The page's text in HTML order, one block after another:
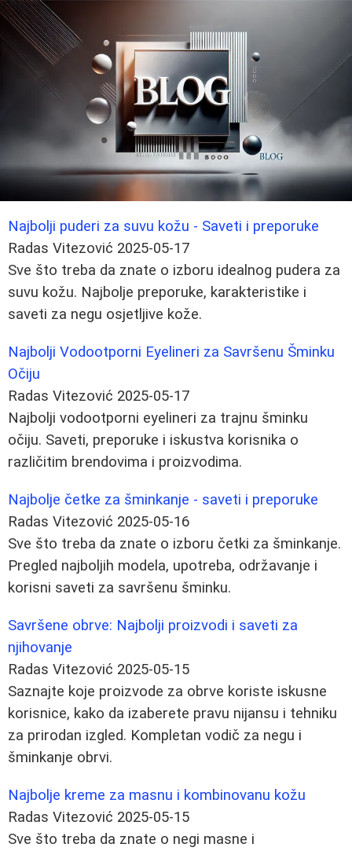
Najbolji puderi za suvu kožu - Saveti i preporuke
Radas Vitezović 2025-05-17
Sve što treba da znate o izboru idealnog pudera za
suvu kožu. Najbolje preporuke, karakteristike i
saveti za negu osjetljive kože.
Najbolji Vodootporni Eyelineri za Savršenu Šminku
Očiju
Radas Vitezović 2025-05-17
Najbolji vodootporni eyelineri za trajnu šminku
očiju. Saveti, preporuke i iskustva korisnika o
različitim brendovima i proizvodima.
Najbolje četke za šminkanje - saveti i preporuke
Radas Vitezović 2025-05-16
Sve što treba da znate o izboru četki za šminkanje.
Pregled najboljih modela, upotreba, održavanje i
korisni saveti za savršenu šminku.
Savršene obrve: Najbolji proizvodi i saveti za
njihovanje
Radas Vitezović 2025-05-15
Saznajte koje proizvode za obrve koriste iskusne
korisnice, kako da izaberete pravu nijansu i tehniku
za prirodan izgled. Kompletan vodič za negu i
šminkanje obrvi.
Najbolje kreme za masnu i kombinovanu kožu
Radas Vitezović 2025-05-15
Sve što treba da znate o negi masne i